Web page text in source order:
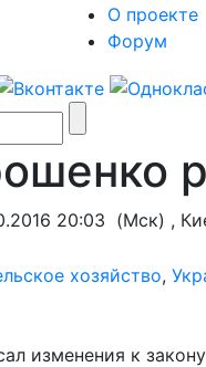
О проекте
Форум
20:03 (Мск) ,
хозяйство,
изменения к